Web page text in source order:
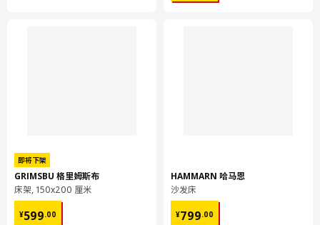
即将下架
GRIMSBU 格里姆斯布
床架, 150x200 厘米
¥599.00
¥ 599.00
HAMMARN 哈马恩
沙发床
¥799.00
¥ 799.00